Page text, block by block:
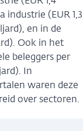
(EUR 1,3
en in de
Ook in het
beleggers per
In
waren deze
over sectoren.